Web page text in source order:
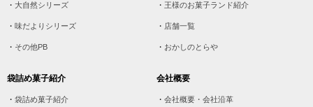
大自然シリーズ
味だよりシリーズ
その他PB
王様のお菓子ランド紹介
店舗一覧
おかしのとらや
袋詰め菓子紹介
袋詰め菓子紹介
会社概要
会社概要・会社沿革